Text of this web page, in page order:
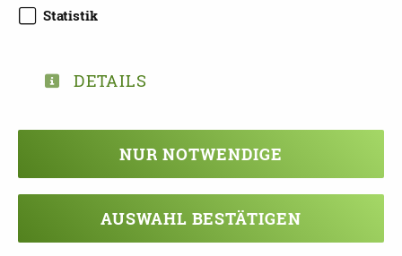
Anmeldung
Weitere Informatione
DOWNLOAD ÜBERBLICK SBL
Statistik
DETAILS
NUR NOTWENDIGE
AUSWAHL BESTÄTIGEN